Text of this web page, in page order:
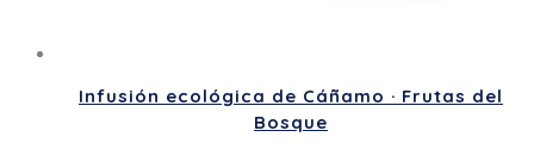
Infusión ecológica de Cáñamo · Frutas del
Bosque